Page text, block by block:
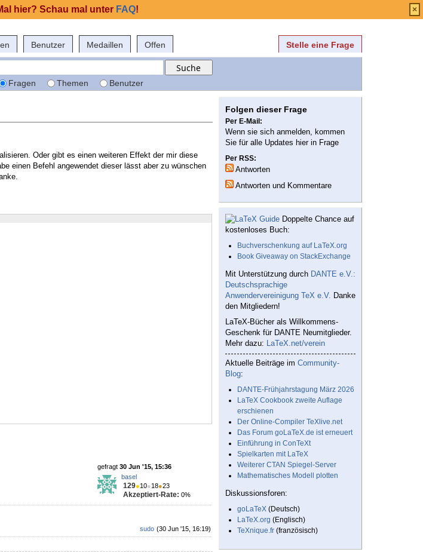
Benutzer Medaillen Offen Stelle eine Frage
Fragen Themen Benutzer
Oder gibt es einen weiteren Effekt der mir diese
einen Befehl angewendet dieser lässt aber zu wünschen
gefragt 30 Jun '15, 15:36
basel
129●10●18●23
Akzeptiert-Rate: 0%
(30 Jun '15, 16:19)
sudo
Folgen dieser Frage
Per E-Mail:
Wenn sie sich anmelden, kommen
Sie für alle Updates hier in Frage
Per RSS:
Antworten
Antworten und Kommentare
Doppelte Chance auf
kostenloses Buch:
Buchverschenkung auf LaTeX.org
Book Giveaway on StackExchange
Mit Unterstützung durch DANTE e.V.:
Deutschsprachige
Anwendervereinigung TeX e.V. Danke
den Mitgliedern!
LaTeX-Bücher als Willkommens-
Geschenk für DANTE Neumitglieder.
Mehr dazu: LaTeX.net/verein
Aktuelle Beiträge im Community-
Blog:
DANTE-Frühjahrstagung März 2026
LaTeX Cookbook zweite Auflage
erschienen
Der Online-Compiler TeXlive.net
Das Forum goLaTeX.de ist erneuert
Einführung in ConTeXt
Spielkarten mit LaTeX
Weiterer CTAN Spiegel-Server
Mathematisches Modell plotten
Diskussionsforen:
goLaTeX (Deutsch)
LaTeX.org (Englisch)
TeXnique.fr (französisch)
hier? Schau mal unter FAQ! ×